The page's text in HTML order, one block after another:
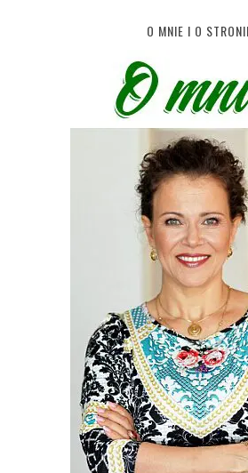
O MNIE I O